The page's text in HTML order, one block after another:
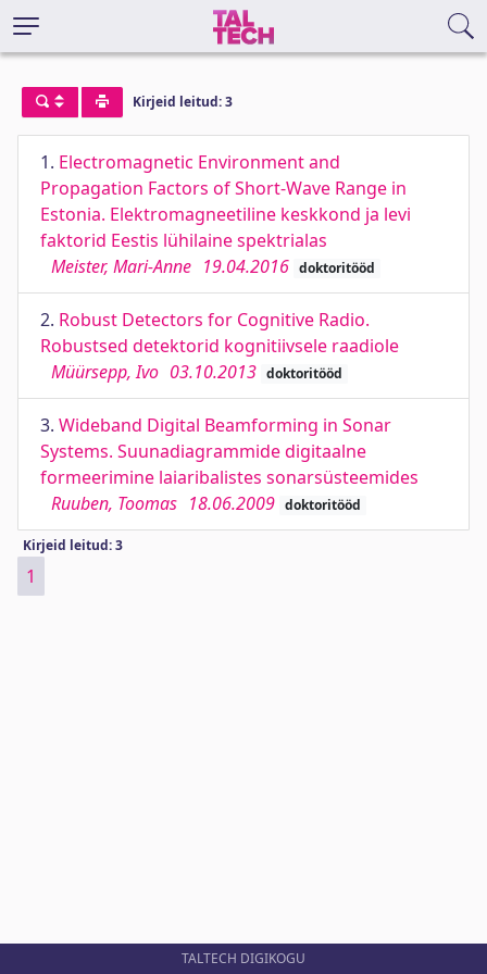
Kirjeid leitud: 3
1. Electromagnetic Environment and
Propagation Factors of Short-Wave Range in
Estonia. Elektromagneetiline keskkond ja levi
faktorid Eestis lühilaine spektrialas
Meister, Mari-Anne 19.04.2016 doktoritööd
2. Robust Detectors for Cognitive Radio.
Robustsed detektorid kognitiivsele raadiole
Müürsepp, Ivo 03.10.2013 doktoritööd
3. Wideband Digital Beamforming in Sonar
Systems. Suunadiagrammide digitaalne
formeerimine laiaribalistes sonarsüsteemides
Ruuben, Toomas 18.06.2009 doktoritööd
Kirjeid leitud: 3
1
TALTECH DIGIKOGU